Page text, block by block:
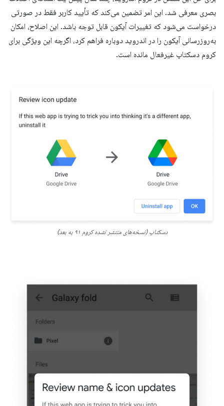
بصری معرفی شد. این امر تضمین می‌کند که تأیید کاربر فقط در صورتی
درخواست می‌شود که تغییرات آیکون قابل توجه باشد. این اصلاح، امکان
به‌روزرسانی آیکون را در اندروید دوباره فراهم کرد، اگرچه این ویژگی برای
کروم دسکتاپ غیرفعال مانده است.
دسکتاپ (نسخه‌های منتشر نشده کروم ۹۱ به بعد)